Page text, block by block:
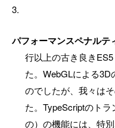
パフォーマンスペナルテ
行以上の古き良き
た。WebGLによる
のでしたが、我々は
た。TypeScriptのト
の）の機能には、特